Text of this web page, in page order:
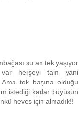
şu an tek yaşıyor
var herşeyi tam yani
tek başına olduğu
kadar büyüsün
heves için almadık!!